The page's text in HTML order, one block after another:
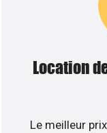
Location
Le meilleur